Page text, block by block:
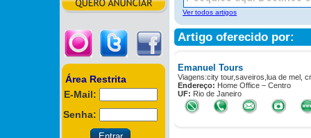
Área Restrita
E-Mail:
Senha:
Ver todos artigos
Artigo oferecido por:
Emanuel Tours
Viagens:city tour,saveiros,lua de mel,
Endereço: Home Office – Centro
UF: Rio de Janeiro